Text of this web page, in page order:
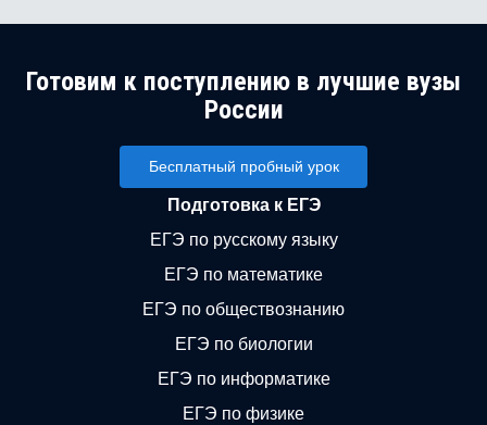
Готовим к поступлению в лучшие вузы
России
Бесплатный пробный урок
Подготовка к ЕГЭ
ЕГЭ по русскому языку
ЕГЭ по математике
ЕГЭ по обществознанию
ЕГЭ по биологии
ЕГЭ по информатике
ЕГЭ по физике